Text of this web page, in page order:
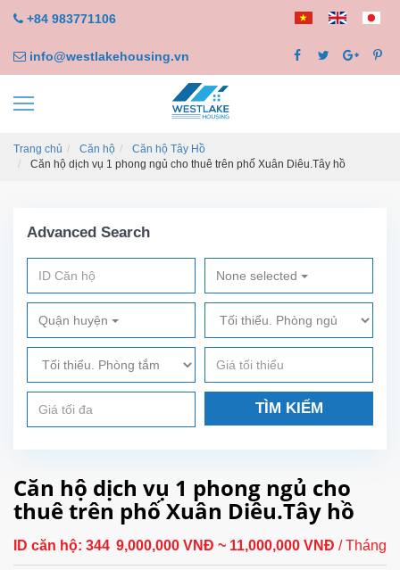
+84 983771106
info@westlakehousing.vn
Trang chủ Căn hộ
Căn hộ Tây Hồ
Căn hộ dịch vụ 1 phong ngủ cho thuê trên phố Xuân Diêu.Tây hồ
Advanced Search
None selected
Quận huyện
TÌM KIẾM
Căn hộ dịch vụ 1 phong ngủ cho
thuê trên phố Xuân Diêu.Tây hồ
ID căn hộ: 344 9,000,000 VNĐ ~ 11,000,000 VNĐ / Tháng